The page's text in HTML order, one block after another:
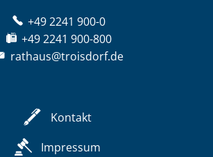
+49 2241 900-0
+49 2241 900-800
rathaus@troisdorf.de
Kontakt
Impressum